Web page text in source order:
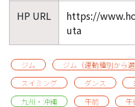
HP URL
https://
uta
ジム ジム（運動種別から選
スイミング
ダンス
九州・沖縄
午前 午